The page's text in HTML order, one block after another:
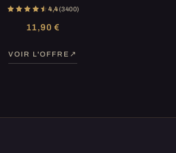
4,4(3 400)
11,90 €
VOIR L'OFFRE